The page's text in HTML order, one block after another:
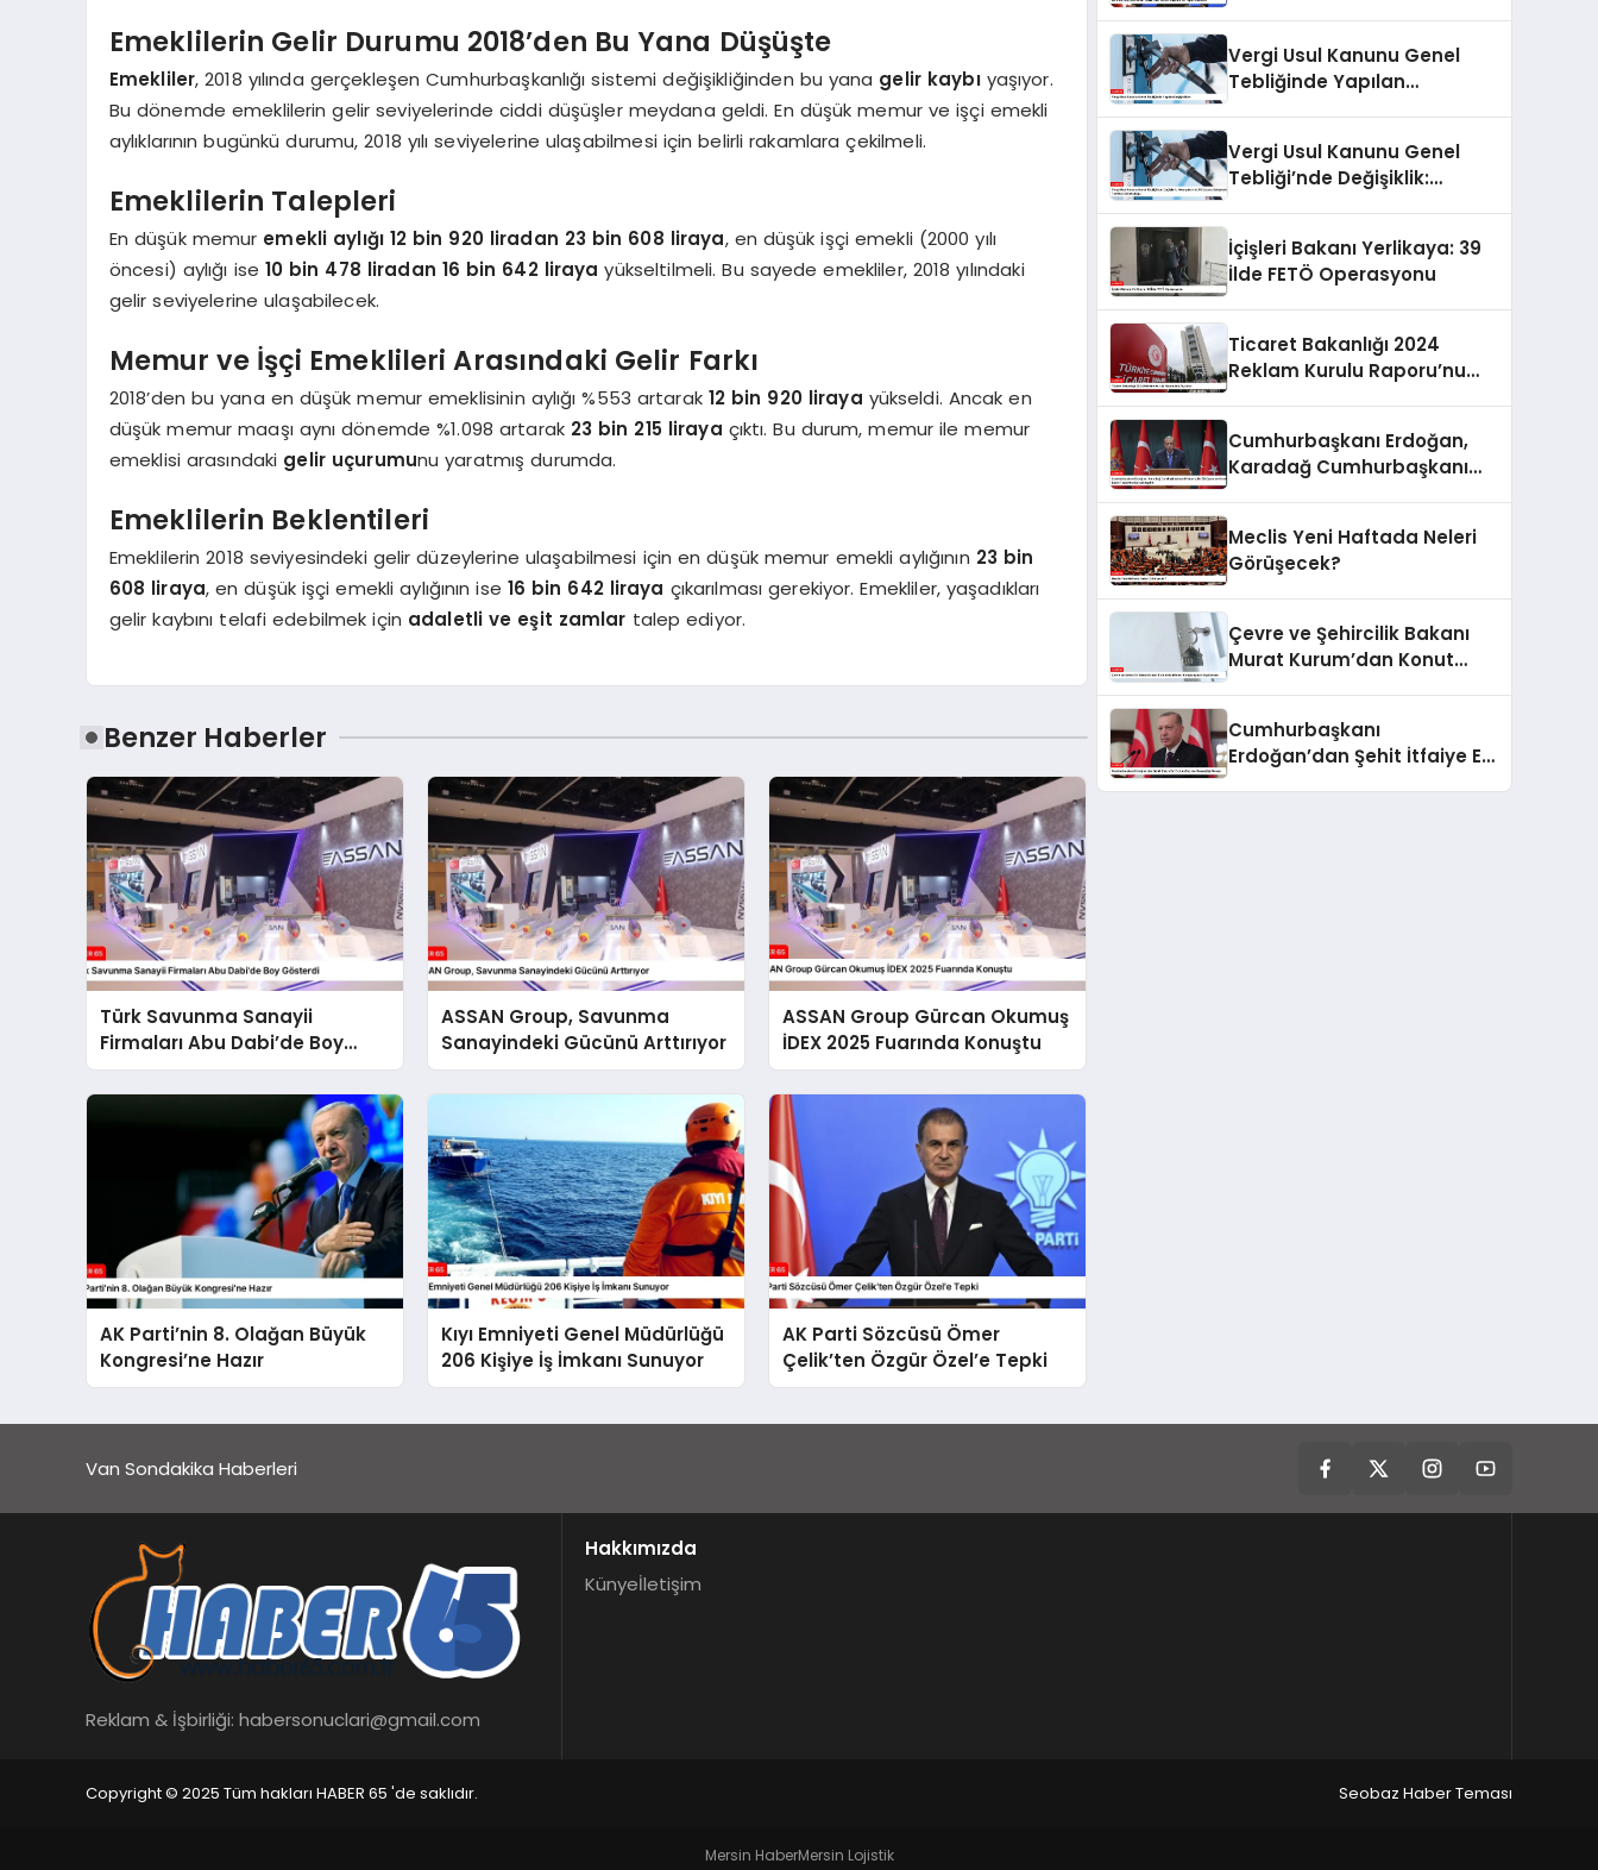
Emeklilerin Gelir Durumu 2018’den Bu Yana Düşüşte
Emekliler, 2018 yılında gerçekleşen Cumhurbaşkanlığı sistemi değişikliğinden bu yana gelir kaybıyaşıyor.
Bu dönemde emeklilerin gelir seviyelerinde ciddi düşüşler meydana geldi. En düşük memur ve işçi emekli
aylıklarının bugünkü durumu, 2018 yılı seviyelerine ulaşabilmesi için belirli rakamlara çekilmeli.
Emeklilerin Talepleri
En düşük memur emekli aylığı 12 bin 920 liradan 23 bin 608 liraya, en düşük işçi emekli (2000 yılı
öncesi) aylığı ise 10 bin 478 liradan 16 bin 642 liraya yükseltilmeli. Bu sayede emekliler, 2018 yılındaki
gelir seviyelerine ulaşabilecek.
Memur ve İşçi Emeklileri Arasındaki Gelir Farkı
2018’den bu yana en düşük memur emeklisinin aylığı %553 artarak 12 bin 920 liraya yükseldi. Ancak en
düşük memur maaşı aynı dönemde %1.098 artarak 23 bin 215 liraya çıktı. Bu durum, memur ile memur
emeklisi arasındaki gelir uçurumunu yaratmış durumda.
Emeklilerin Beklentileri
Emeklilerin 2018 seviyesindeki gelir düzeylerine ulaşabilmesi için en düşük memur emekli aylığının 23 bin
608 liraya, en düşük işçi emekli aylığının ise 16 bin 642 liraya çıkarılması gerekiyor. Emekliler, yaşadıkları
gelir kaybını telafi edebilmek için adaletli ve eşit zamlar talep ediyor.
Benzer Haberler
Türk Savunma Sanayii
Firmaları Abu Dabi’de Boy
Gösterdi
ASSAN Group, Savunma
Sanayindeki Gücünü Arttırıyor
ASSAN Group Gürcan Okumuş
İDEX 2025 Fuarında Konuştu
AK Parti’nin 8. Olağan Büyük
Kongresi’ne Hazır
Kıyı Emniyeti Genel Müdürlüğü
206 Kişiye İş İmkanı Sunuyor
AK Parti Sözcüsü Ömer
Çelik’ten Özgür Özel’e Tepki
Vergi Usul Kanunu Genel
Tebliğinde Yapılan
Vergi Usul Kanunu Genel
Tebliği’nde Değişiklik:
Zorunluluğu
İçişleri Bakanı Yerlikaya: 39
İlde FETÖ Operasyonu
Ticaret Bakanlığı 2024
Reklam Kurulu Raporu’nu
Cumhurbaşkanı Erdoğan,
Karadağ Cumhurbaşkanı
Gerçekleştirdi
Meclis Yeni Haftada Neleri
Görüşecek?
Çevre ve Şehircilik Bakanı
Murat Kurum’dan Konut
Cumhurbaşkanı
Erdoğan’dan Şehit İtfaiye Eri
Van Sondakika Haberleri
Reklam & İşbirliği: habersonuclari@gmail.com
Hakkımızda
Künyeİletişim
Copyright © 2025 Tüm hakları HABER 65 'de saklıdır. Seobaz Haber Teması
Mersin HaberMersin Lojistik